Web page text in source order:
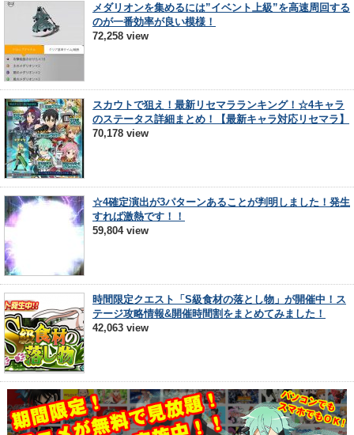
メダリオンを集めるには”イベント上級”を高速周回する
のが一番効率が良い模様！
72,258 view
スカウトで狙え！最新リセマラランキング！☆4キャラ
のステータス詳細まとめ！【最新キャラ対応リセマラ】
70,178 view
☆4確定演出が3パターンあることが判明しました！発生
すれば激熱です！！
59,804 view
時間限定クエスト「S級食材の落とし物」が開催中！ス
テージ攻略情報&開催時間割をまとめてみました！
42,063 view